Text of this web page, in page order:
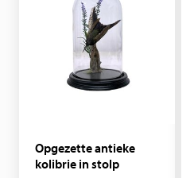
Opgezette antieke
kolibrie in stolp